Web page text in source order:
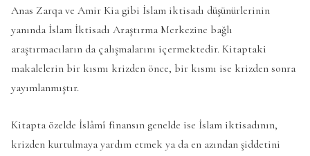
Anas Zarqa ve Amir Kia gibi İslam iktisadı düşünürlerinin
yanında İslam İktisadı Araştırma Merkezine bağlı
araştırmacıların da çalışmalarını içermektedir. Kitaptaki
makalelerin bir kısmı krizden önce, bir kısmı ise krizden sonra
yayımlanmıştır.
Kitapta özelde İslâmî finansın genelde ise İslam iktisadının,
krizden kurtulmaya yardım etmek ya da en azından şiddetini